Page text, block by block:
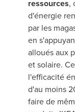
ressources,
d'énergie
par les
en
alloués aux
et solaire.
l'efficacité
d'au moins
faire de